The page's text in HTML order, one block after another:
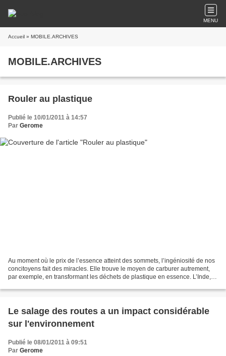
MENU
Accueil » MOBILE.ARCHIVES
MOBILE.ARCHIVES
Rouler au plastique
Publié le 10/01/2011 à 14:57
Par Gerome
Au moment où le prix de l’essence atteint des sommets, l’ingéniosité de nos
concitoyens fait des miracles. Elle trouve le moyen de carburer autrement,
par exemple, en transformant les déchets de plastique en essence. L’Inde,
Le salage des routes a un impact considérable
sur l'environnement
Publié le 08/01/2011 à 09:51
Par Gerome